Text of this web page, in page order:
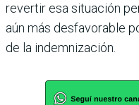
revertir esa situa­ción
aún más desfavo­rable
de la indemnización.